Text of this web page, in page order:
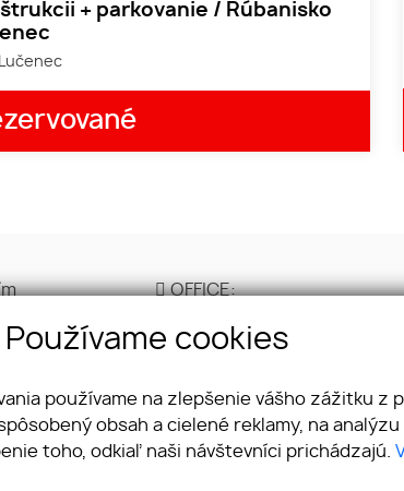
+ parkovanie / Rúbanisko
OFFICE:
Lučenec 984 01
Používame cookies
používame na zlepšenie vášho zážitku z
obsah a cielené reklamy, na
toho, odkiaľ naši návštevníci prichádzajú.